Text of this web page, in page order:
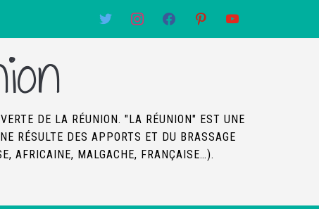
twitter instagramfacebookpinterestyoutube
DE LA RÉUNION. "LA RÉUNION" EST UNE
RÉSULTE DES APPORTS ET DU BRASSAGE
AFRICAINE, MALGACHE, FRANÇAISE…).